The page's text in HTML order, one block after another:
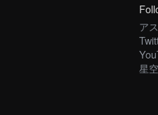
ア
星